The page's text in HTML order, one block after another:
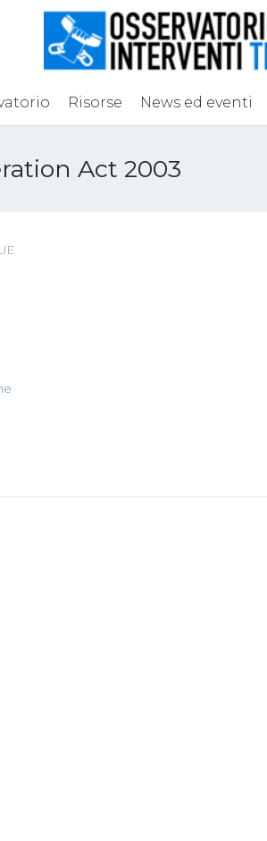
Risorse News ed eventi
Act 2003